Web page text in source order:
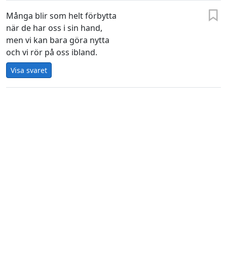
Många blir som helt förbytta
när de har oss i sin hand,
men vi kan bara göra nytta
och vi rör på oss ibland.
Visa svaret